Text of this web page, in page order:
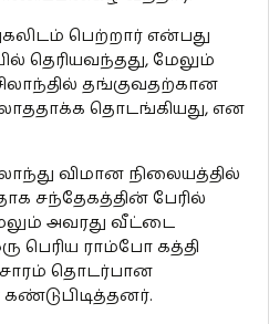
பெற்றார் என்பது
தெரியவந்தது, மேலும்
தங்குவதற்கான
தொடங்கியது, என
விமான நிலையத்தில்
சந்தேகத்தின் பேரில்
அவரது வீட்டை
பெரிய ராம்போ கத்தி
தொடர்பான